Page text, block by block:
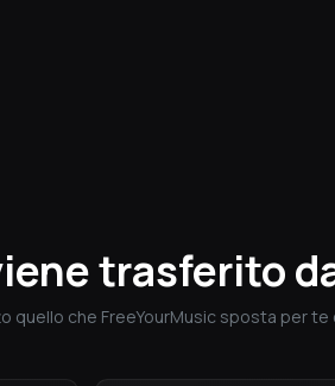
trasferito
quello che FreeYourMusic sposta per